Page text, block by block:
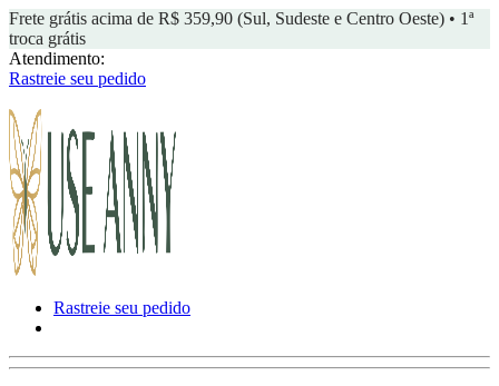
Frete grátis acima de R$ 359,90 (Sul, Sudeste e Centro Oeste) • 1ª
troca grátis
Atendimento:
Rastreie seu pedido
Rastreie seu pedido